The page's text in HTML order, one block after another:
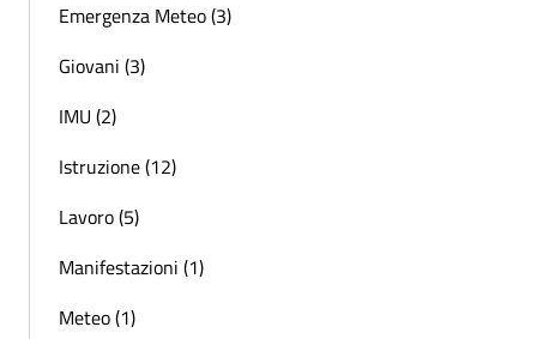
Emergenza Meteo (3)
Giovani (3)
IMU (2)
Istruzione (12)
Lavoro (5)
Manifestazioni (1)
Meteo (1)